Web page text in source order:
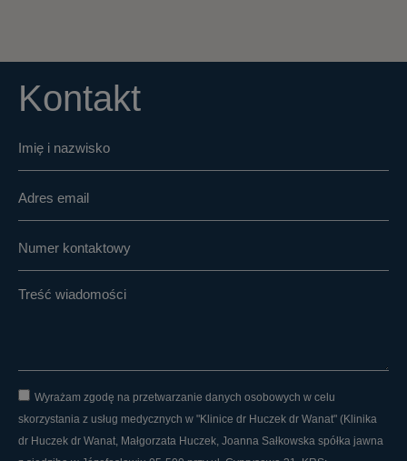
Kontakt
Wyrażam zgodę na przetwarzanie danych osobowych w celu
skorzystania z usług medycznych w "Klinice dr Huczek dr Wanat" (Klinika
dr Huczek dr Wanat, Małgorzata Huczek, Joanna Sałkowska spółka jawna